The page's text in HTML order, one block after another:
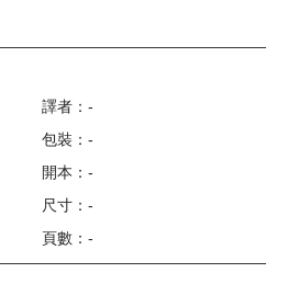
譯者：-
包裝：-
開本：-
尺寸：-
頁數：-